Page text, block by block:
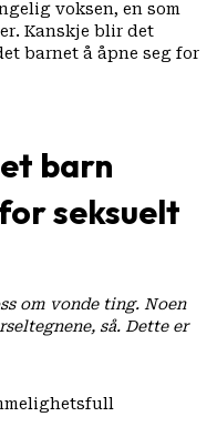
voksen, en som
Kanskje blir det
barnet å åpne seg for
barn
seksuelt
om vonde ting. Noen
så. Dette er